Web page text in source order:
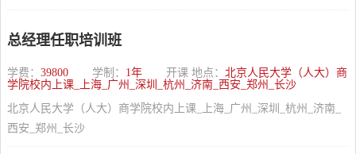
总经理任职培训班
学费： 39800 学制： 1年 开课 地点： 北京人民大学（人大）商
学院校内上课_上海_广州_深圳_杭州_济南_西安_郑州_长沙
北京人民大学（人大）商学院校内上课_上海_广州_深圳_杭州_济南_
西安_郑州_长沙